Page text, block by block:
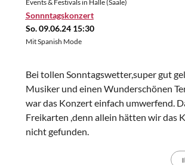
Events & Festivals in Halle (Saale)
Sonnntagskonzert
So. 09.06.24 15:30
Mit Spanish Mode
Bei tollen Sonntagswetter,super gut
Musiker und einen Wunderschönen
war das Konzert einfach umwerfend.
Freikarten ,denn allein hätten wir das
nicht gefunden.